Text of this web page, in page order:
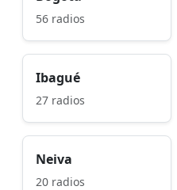
56 radios
Ibagué
27 radios
Neiva
20 radios